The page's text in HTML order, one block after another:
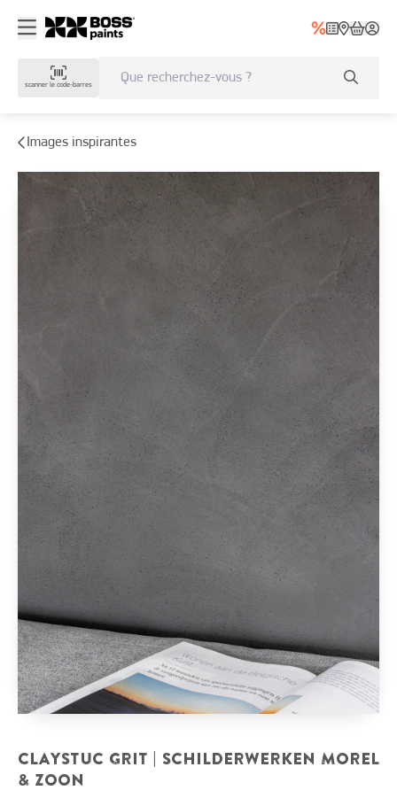
scanner le code-barres
Images inspirantes
CLAYSTUC GRIT | SCHILDERWERKEN MOREL
& ZOON